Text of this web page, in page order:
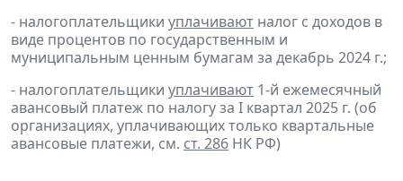
- налогоплательщики уплачивают налог с доходов в
виде процентов по государственным и
муниципальным ценным бумагам за декабрь 2024 г.;
- налогоплательщики уплачивают 1-й ежемесячный
авансовый платеж по налогу за I квартал 2025 г. (об
организациях, уплачивающих только квартальные
авансовые платежи, см. ст. 286 НК РФ)